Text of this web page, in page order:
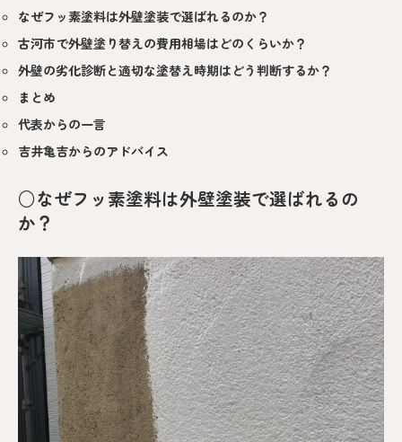
なぜフッ素塗料は外壁塗装で選ばれるのか？
古河市で外壁塗り替えの費用相場はどのくらいか？
外壁の劣化診断と適切な塗替え時期はどう判断するか？
まとめ
代表からの一言
吉井亀吉からのアドバイス
○なぜフッ素塗料は外壁塗装で選ばれるの
か？